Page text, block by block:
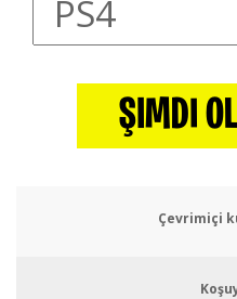
ŞIMDI
Çevrimiçi